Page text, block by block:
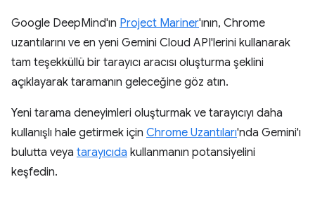
Google DeepMind'ın Project Mariner'ının, Chrome
uzantılarını ve en yeni Gemini Cloud API'lerini kullanarak
tam teşekküllü bir tarayıcı aracısı oluşturma şeklini
açıklayarak taramanın geleceğine göz atın.
Yeni tarama deneyimleri oluşturmak ve tarayıcıyı daha
kullanışlı hale getirmek için Chrome Uzantıları'nda Gemini'ı
bulutta veya tarayıcıda kullanmanın potansiyelini
keşfedin.